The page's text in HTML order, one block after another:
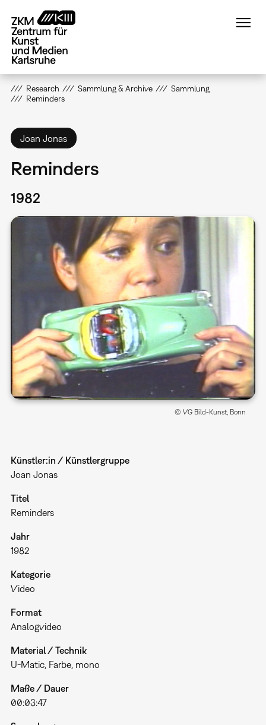
zum
Inhalt
Research Sammlung & Archive
Sammlung
Reminders
Joan Jonas
Reminders
1982
© VG Bild-Kunst, Bonn
Künstler:in / Künstlergruppe
Joan Jonas
Titel
Reminders
Jahr
1982
Kategorie
Video
Format
Analogvideo
Material / Technik
U-Matic, Farbe, mono
Maße / Dauer
00:03:47